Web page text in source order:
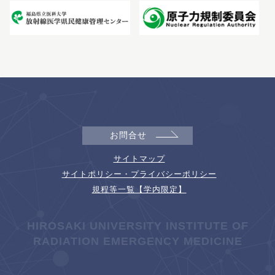
お問合せ
サイトマップ
サイトポリシー・プライバシーポリシー
規程等一覧【学内限定】
HIROSAKI UNIVERSITY INSTITUTE OF
RADIATION EMERGENCY MEDICINE